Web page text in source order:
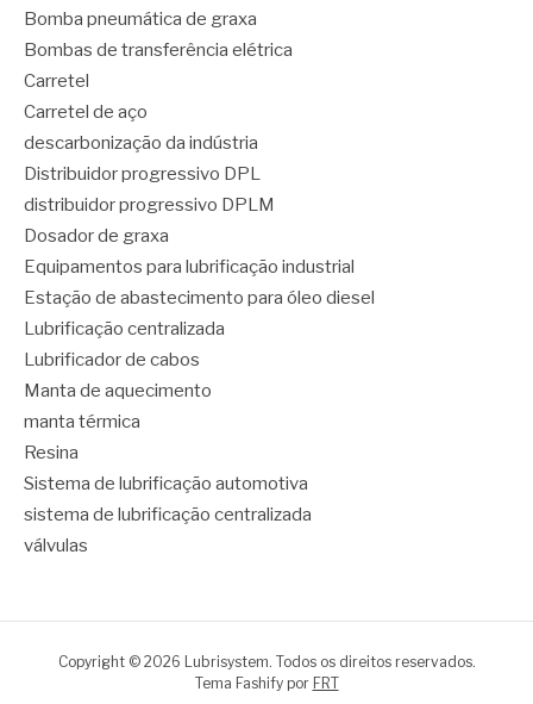
Bomba pneumática de graxa
Bombas de transferência elétrica
Carretel
Carretel de aço
descarbonização da indústria
Distribuidor progressivo DPL
distribuidor progressivo DPLM
Dosador de graxa
Equipamentos para lubrificação industrial
Estação de abastecimento para óleo diesel
Lubrificação centralizada
Lubrificador de cabos
Manta de aquecimento
manta térmica
Resina
Sistema de lubrificação automotiva
sistema de lubrificação centralizada
válvulas
Copyright © 2026 Lubrisystem. Todos os direitos reservados.
Tema Fashify por FRT